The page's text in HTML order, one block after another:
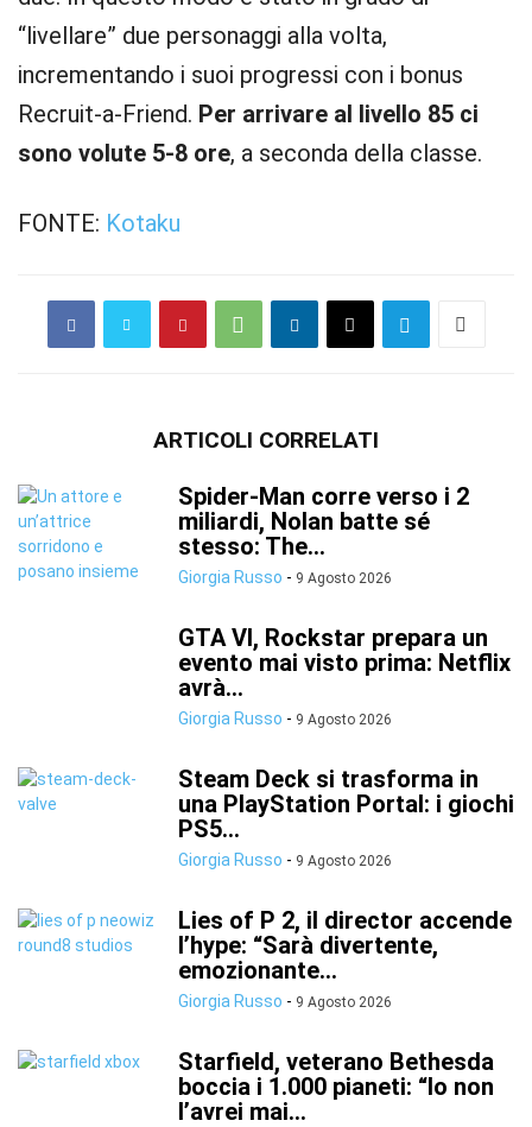
“livellare” due personaggi alla volta,
incrementando i suoi progressi con i bonus
Recruit-a-Friend. Per arrivare al livello 85 ci
sono volute 5-8 ore, a seconda della classe.
FONTE: Kotaku
ARTICOLI CORRELATI
Spider-Man corre verso i 2
miliardi, Nolan batte sé
stesso: The...
Giorgia Russo - 9 Agosto 2026
GTA VI, Rockstar prepara un
evento mai visto prima: Netflix
avrà...
Giorgia Russo - 9 Agosto 2026
Steam Deck si trasforma in
una PlayStation Portal: i giochi
PS5...
Giorgia Russo - 9 Agosto 2026
Lies of P 2, il director accende
l’hype: “Sarà divertente,
emozionante...
Giorgia Russo - 9 Agosto 2026
Starfield, veterano Bethesda
boccia i 1.000 pianeti: “Io non
l’avrei mai...